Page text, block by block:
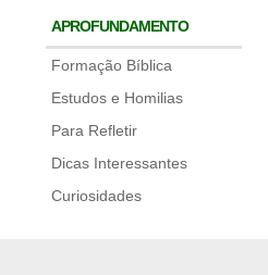
APROFUNDAMENTO
Formação Bíblica
Estudos e Homilias
Para Refletir
Dicas Interessantes
Curiosidades